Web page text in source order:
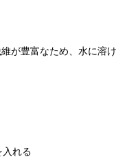
が豊富なため、水に溶け
れる